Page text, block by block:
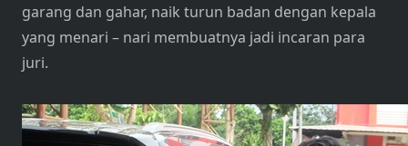
garang dan gahar, naik turun badan dengan kepala
yang menari – nari membuatnya jadi incaran para
juri.